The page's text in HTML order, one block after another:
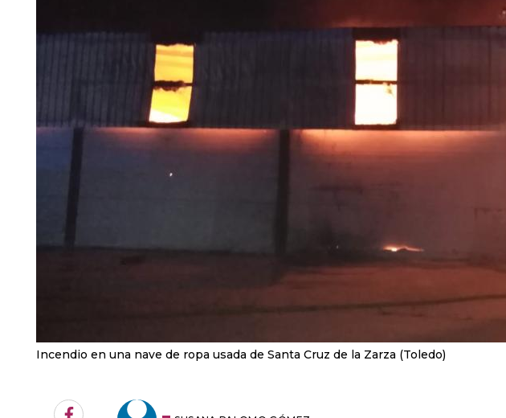
Incendio en una nave de ropa usada de Santa Cruz de la Zarza (Toledo)